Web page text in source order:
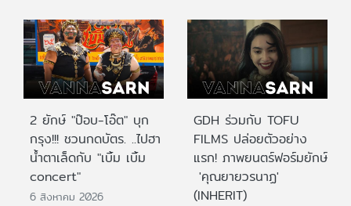
2 ยักษ์ "ป๊อบ-โอ๊ต" บุก
กรุง!!! ชวนกดบัตร. ..ไปฮา
น้ำตาเล็ดกับ "เบิ้ม เบิ้ม
concert"
6 สิงหาคม 2026
GDH ร่วมกับ TOFU
FILMS ปล่อยตัวอย่าง
แรก! ภาพยนตร์ฟอร์มยักษ์
'คุณยายวรนาฏ'
(INHERIT)